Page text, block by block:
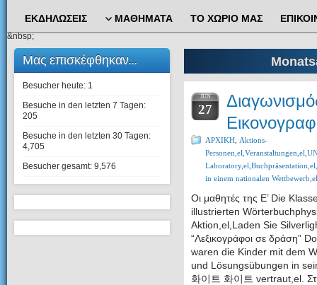
ΕΚΔΗΛΩΣΕΙΣ ΜΑΘΗΜΑΤΑ ΤΟ ΧΩΡΙΟ ΜΑΣ
&nbsp;
Μας επισκέφθηκαν...
Besucher heute: 1
Besuche in den letzten 7 Tagen:
205
Besuche in den letzten 30 Tagen:
4,705
Besucher gesamt: 9,576
JUN
27
ΑΡΧΙΚΗ Aktions-
in einem nationalen Wettbewerb,el
Οι μαθητές της Ε’ Die
illustrierten
Aktion,el,Laden Sie
“Λεξικογράφοι σε δράση”
waren die Kinder mit dem
und Lösungsübungen in
화이트 화이트 vertraut,el.